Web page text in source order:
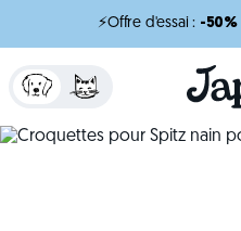
⚡Offre d'essai : -50%